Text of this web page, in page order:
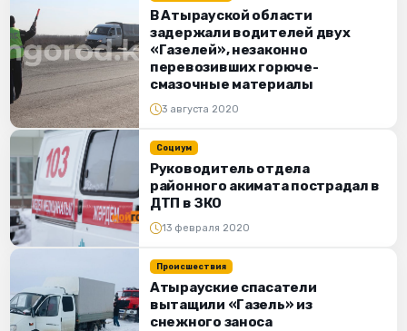
В Атырауской области
задержали водителей двух
«Газелей», незаконно
перевозивших горюче-
смазочные материалы
3 августа 2020
Социум
Руководитель отдела
районного акимата пострадал в
ДТП в ЗКО
13 февраля 2020
Происшествия
Атырауские спасатели
вытащили «Газель» из
снежного заноса